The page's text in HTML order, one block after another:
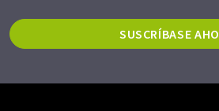
SUSCRÍBASE